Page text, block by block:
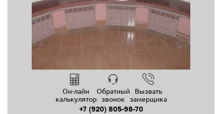
Он-лайн
калькулятор
Обратный
звонок
Вызвать
замерщика
+7 (920) 805-98-70